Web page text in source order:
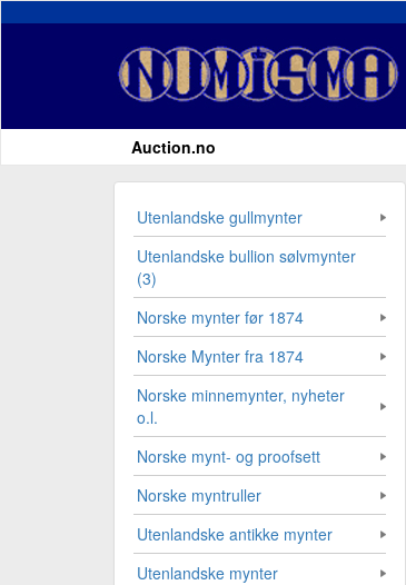
Auction.no
Utenlandske gullmynter
Utenlandske bullion sølvmynter
(3)
Norske mynter før 1874
Norske Mynter fra 1874
Norske minnemynter, nyheter
o.l.
Norske mynt- og proofsett
Norske myntruller
Utenlandske antikke mynter
Utenlandske mynter